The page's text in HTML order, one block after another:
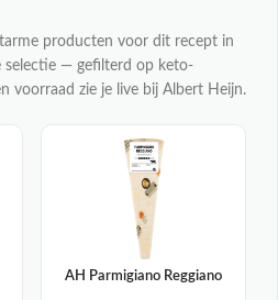
producten voor dit recept in
selectie — gefilterd op keto-
voorraad zie je live bij Albert Heijn.
AH Parmigiano Reggiano